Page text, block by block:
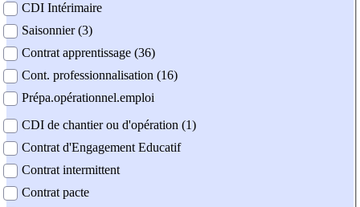
CDI Intérimaire
Saisonnier (3)
Contrat apprentissage (36)
Cont. professionnalisation (16)
Prépa.opérationnel.emploi
CDI de chantier ou d'opération (1)
Contrat d'Engagement Educatif
Contrat intermittent
Contrat pacte